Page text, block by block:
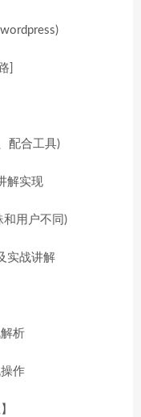
]
配合工具)
解实现
和用户不同)
实战讲解
析
作